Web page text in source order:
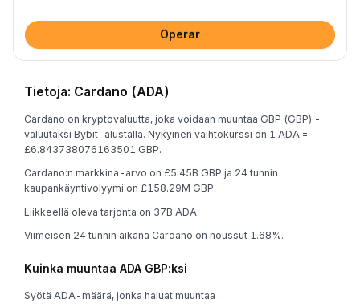
Operar
Tietoja: Cardano (ADA)
Cardano on kryptovaluutta, joka voidaan muuntaa GBP (GBP) -
valuutaksi Bybit-alustalla. Nykyinen vaihtokurssi on 1 ADA =
£6.843738076163501 GBP.
Cardano:n markkina-arvo on £5.45B GBP ja 24 tunnin
kaupankäyntivolyymi on £158.29M GBP.
Liikkeellä oleva tarjonta on 37B ADA.
Viimeisen 24 tunnin aikana Cardano on noussut 1.68%.
Kuinka muuntaa ADA GBP:ksi
Syötä ADA-määrä, jonka haluat muuntaa